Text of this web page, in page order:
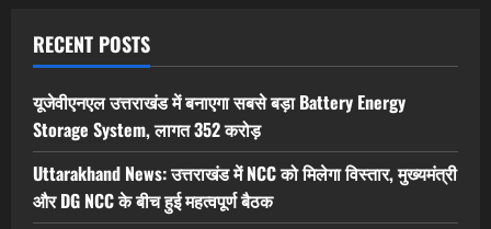
RECENT POSTS
यूजेवीएनएल उत्तराखंड में बनाएगा सबसे बड़ा Battery Energy
Storage System, लागत 352 करोड़
Uttarakhand News: उत्तराखंड में NCC को मिलेगा विस्तार, मुख्यमंत्री
और DG NCC के बीच हुई महत्वपूर्ण बैठक